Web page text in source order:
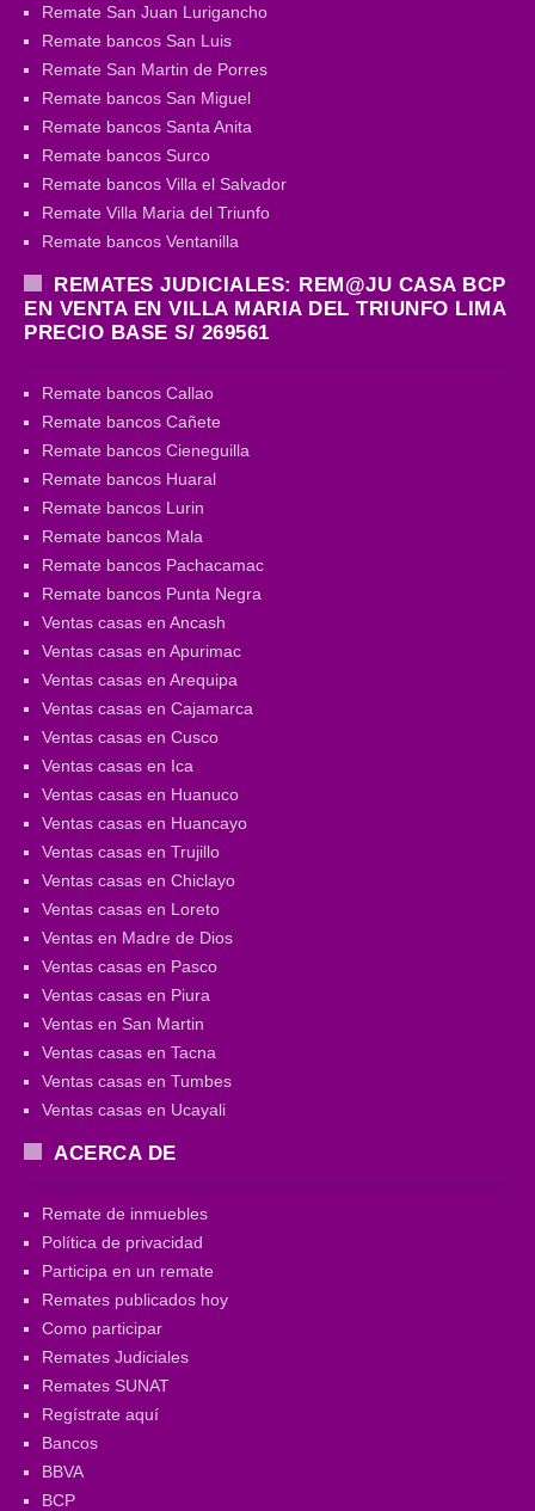
Remate San Juan Lurigancho
Remate bancos San Luis
Remate San Martin de Porres
Remate bancos San Miguel
Remate bancos Santa Anita
Remate bancos Surco
Remate bancos Villa el Salvador
Remate Villa Maria del Triunfo
Remate bancos Ventanilla
REMATES JUDICIALES: REM@JU CASA BCP
EN VENTA EN VILLA MARIA DEL TRIUNFO LIMA
PRECIO BASE S/ 269561
Remate bancos Callao
Remate bancos Cañete
Remate bancos Cieneguilla
Remate bancos Huaral
Remate bancos Lurin
Remate bancos Mala
Remate bancos Pachacamac
Remate bancos Punta Negra
Ventas casas en Ancash
Ventas casas en Apurimac
Ventas casas en Arequipa
Ventas casas en Cajamarca
Ventas casas en Cusco
Ventas casas en Ica
Ventas casas en Huanuco
Ventas casas en Huancayo
Ventas casas en Trujillo
Ventas casas en Chiclayo
Ventas casas en Loreto
Ventas en Madre de Dios
Ventas casas en Pasco
Ventas casas en Piura
Ventas en San Martin
Ventas casas en Tacna
Ventas casas en Tumbes
Ventas casas en Ucayali
ACERCA DE
Remate de inmuebles
Política de privacidad
Participa en un remate
Remates publicados hoy
Como participar
Remates Judiciales
Remates SUNAT
Regístrate aquí
Bancos
BBVA
BCP